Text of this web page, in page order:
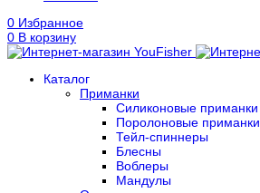
0 Избранное
0 В корзину
Каталог
Приманки
Силиконовые приманки
Поролоновые приманки
Тейл-спиннеры
Блесны
Воблеры
Мандулы